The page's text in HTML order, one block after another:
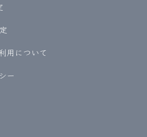
用について
ー